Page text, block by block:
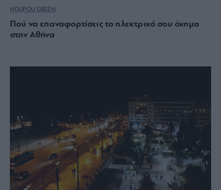
NOUPOU GREEN
Πού να επαναφορτίσεις το ηλεκτρικό σου όχημα
στην Αθήνα